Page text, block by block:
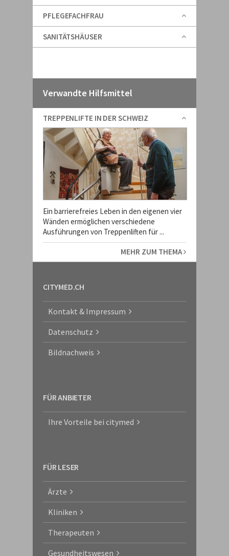
PFLEGEFACHFRAU
SANITÄTSHÄUSER
Verwandte Hilfsmittel
TREPPENLIFTE IN DER SCHWEIZ
Ein barrierefreies Leben in den eigenen vier
Wänden ermöglichen verschiedene
Ausführungen von Treppenliften für ...
MEHR ZUM THEMA
CITYMED.CH
Kontakt & Impressum
Datenschutz
Bildnachweis
FÜR ANBIETER
Ihre Vorteile bei citymed
FÜR LESER
Ärzte
Kliniken
Therapeuten
Gesundheitswesen